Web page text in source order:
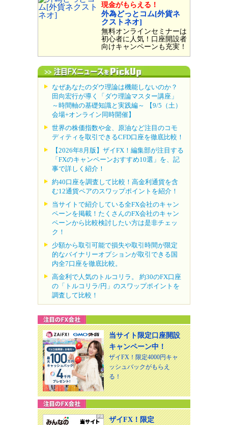
現金がもらえる！
外為どっとコム[外貨ネ
クストネオ]
無料オンラインセミナーは
初心者に人気！口座開設者
向けキャンペーンも充実！
なぜあなたのダウ理論は機能しないのか？
田向宏行が導く「ダウ理論マスター講座」
～時間軸の基礎知識と実践編～ 【9/5（土）
会場+オンライン同時開催】
世界の株価指数や金、原油など注目のコモ
ディティを取引できるCFD口座を徹底比較！
【2026年8月版】ザイFX！編集部が注目する
「FXのキャンペーンおすすめ10選」を、記
事で詳しく紹介！
約40口座を調査して比較！高金利通貨を含
む12通貨ペアのスワップポイントを紹介！
当サイトで紹介している全FX会社のキャン
ペーンを掲載！たくさんのFX会社のキャン
ペーンから比較検討したい方は是非チェッ
ク！
少額から取引可能で損失や取引時間が限定
的なバイナリーオプションが取引できる国
内全7口座を徹底比較。
高金利で人気のトルコリラ。 約30のFX口座
の「トルコリラ/円」のスワップポイントを
調査して比較！
当サイト限定口座開設
キャンペーン中！
ザイFX！限定4000円キャ
ッシュバックがもらえ
る！
ザイFX！限定